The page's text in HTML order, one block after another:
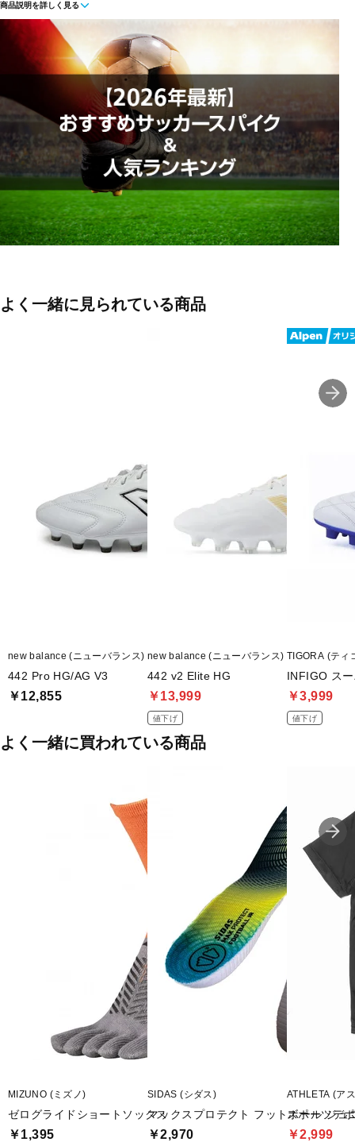
トボール専用に開発したプレミアムマイクロファイバーと前足部の
ダブルステッチがオーセンティックなルックスと共にボールタッチ
時のクッション感を提供。履き口裏の起毛マイクロファイバーが足
当たりの良さとスパイク内のズレを抑制し、薄い合成皮革の一枚タ
ンが足の形に沿ったフィット感を提供。
■カラー(メーカー表記):
ホワイト×ピンク(5TE:WHITE/PINK)
■甲材(アッパー):人工皮革(マイクロファイバー)
■底材(ソール):合成樹脂底
■用途(コートサーフェス):土・人工芝兼用
■メーカー型番：U42H2E
商品説明を詳しく見る
よく一緒に見られている商品
new balance (ニューバランス)
442 Pro HG/AG V3
￥12,855
new balance (ニューバランス)
442 v2 Elite HG
￥13,999
値下げ
TIGORA (ティ
INFIGO ス
￥3,999
値下げ
よく一緒に買われている商品
MIZUNO (ミズノ)
ゼログライドショートソックス
￥1,395
SIDAS (シダス)
マックスプロテクト フットボール ジュ
￥2,970
ATHLETA (ア
スポーツデ
￥2,999